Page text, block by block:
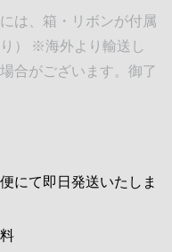
は、箱・リボンが付属
） ※海外より輸送し
合がございます。御了
にて即日発送いたしま